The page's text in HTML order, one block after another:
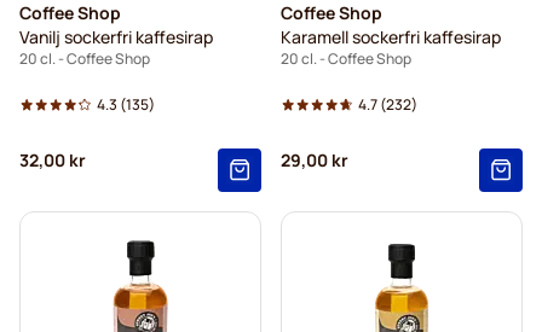
Coffee Shop
Vanilj sockerfri kaffesirap
20 cl. - Coffee Shop
4.3 (135)
32,00 kr
Coffee Shop
Karamell sockerfri kaffesirap
20 cl. - Coffee Shop
4.7(232)
29,00 kr